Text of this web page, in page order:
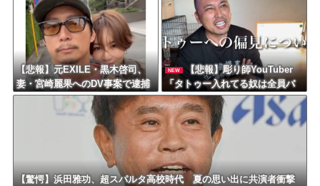
【悲報】元EXILE・黒木啓司、
妻・宮崎麗果へのDV事案で逮捕
されていた！宮崎は全身打撲、
頭部裂傷及び打撲、頸部損
NEW
【悲報】彫り師YouTuber
「タトゥー入れてる奴は全員バ
カです。すごい民度低い」
【驚愕】浜田雅功、超スパルタ高校時代 夏の思い出に共演者衝撃